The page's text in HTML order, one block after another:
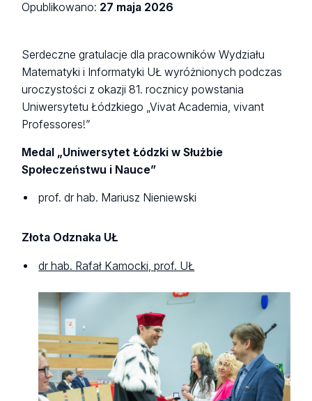
Opublikowano: 27 maja 2026
Serdeczne gratulacje dla pracowników Wydziału
Matematyki i Informatyki UŁ wyróżnionych podczas
uroczystości z okazji 81. rocznicy powstania
Uniwersytetu Łódzkiego „Vivat Academia, vivant
Professores!”
Medal „Uniwersytet Łódzki w Służbie
Społeczeństwu i Nauce”
prof. dr hab. Mariusz Nieniewski
Złota Odznaka UŁ
dr hab. Rafał Kamocki, prof. UŁ